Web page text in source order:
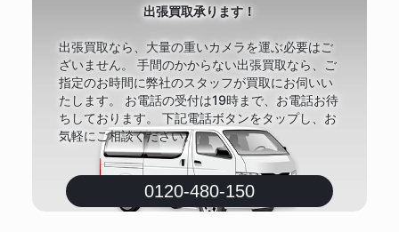
出張買取承ります！
出張買取なら、大量の重いカメラを運ぶ必要はご
ざいません。 手間のかからない出張買取なら、ご
指定のお時間に弊社のスタッフが買取にお伺いい
たします。 お電話の受付は19時まで、お電話お待
ちしております。 下記電話ボタンをタップし、お
気軽にご相談ください。
0120-480-150